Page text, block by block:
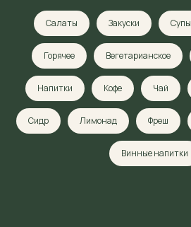
Салаты Закуски Супы
Горячее Вегетарианское
Напитки Кофе Чай
Сидр Лимонад Фреш
Винные напитки